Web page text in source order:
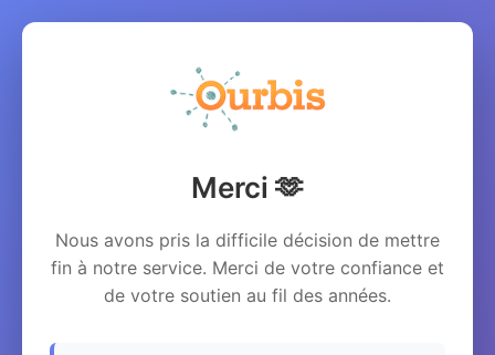
Merci 🫶
Nous avons pris la difficile décision de mettre
fin à notre service. Merci de votre confiance et
de votre soutien au fil des années.